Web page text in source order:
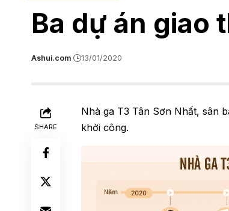
Ba dự án giao
Ashui.com 13/01/2020
SHARE
Nhà ga T3 Tân Sơn Nhất, sân
khởi công.